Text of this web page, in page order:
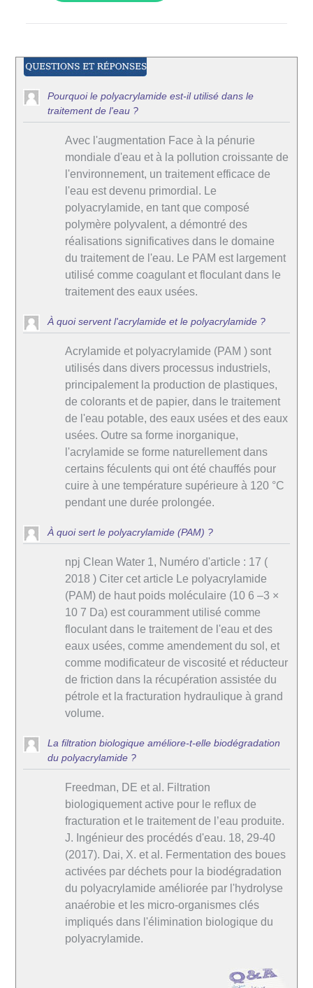
Pourquoi le polyacrylamide est-il utilisé dans le
traitement de l'eau ?
Avec l'augmentation Face à la pénurie
mondiale d'eau et à la pollution croissante de
l'environnement, un traitement efficace de
l'eau est devenu primordial. Le
polyacrylamide, en tant que composé
polymère polyvalent, a démontré des
réalisations significatives dans le domaine
du traitement de l'eau. Le PAM est largement
utilisé comme coagulant et floculant dans le
traitement des eaux usées.
À quoi servent l'acrylamide et le polyacrylamide ?
Acrylamide et polyacrylamide (PAM ) sont
utilisés dans divers processus industriels,
principalement la production de plastiques,
de colorants et de papier, dans le traitement
de l'eau potable, des eaux usées et des eaux
usées. Outre sa forme inorganique,
l'acrylamide se forme naturellement dans
certains féculents qui ont été chauffés pour
cuire à une température supérieure à 120 °C
pendant une durée prolongée.
À quoi sert le polyacrylamide (PAM) ?
npj Clean Water 1, Numéro d'article : 17 (
2018 ) Citer cet article Le polyacrylamide
(PAM) de haut poids moléculaire (10 6 –3 ×
10 7 Da) est couramment utilisé comme
floculant dans le traitement de l'eau et des
eaux usées, comme amendement du sol, et
comme modificateur de viscosité et réducteur
de friction dans la récupération assistée du
pétrole et la fracturation hydraulique à grand
volume.
La filtration biologique améliore-t-elle biodégradation
du polyacrylamide ?
Freedman, DE et al. Filtration
biologiquement active pour le reflux de
fracturation et le traitement de l’eau produite.
J. Ingénieur des procédés d'eau. 18, 29-40
(2017). Dai, X. et al. Fermentation des boues
activées par déchets pour la biodégradation
du polyacrylamide améliorée par l'hydrolyse
anaérobie et les micro-organismes clés
impliqués dans l'élimination biologique du
polyacrylamide.